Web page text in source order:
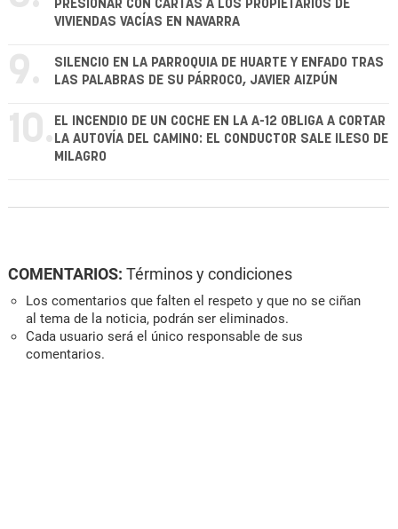
PRESIONAR CON CARTAS A LOS PROPIETARIOS DE
VIVIENDAS VACÍAS EN NAVARRA
9.
SILENCIO EN LA PARROQUIA DE HUARTE Y ENFADO TRAS
LAS PALABRAS DE SU PÁRROCO, JAVIER AIZPÚN
10. EL INCENDIO DE UN COCHE EN LA A-12 OBLIGA A CORTAR
LA AUTOVÍA DEL CAMINO: EL CONDUCTOR SALE ILESO DE
MILAGRO
COMENTARIOS: Términos y condiciones
Los comentarios que falten el respeto y que no se ciñan
al tema de la noticia, podrán ser eliminados.
Cada usuario será el único responsable de sus
comentarios.